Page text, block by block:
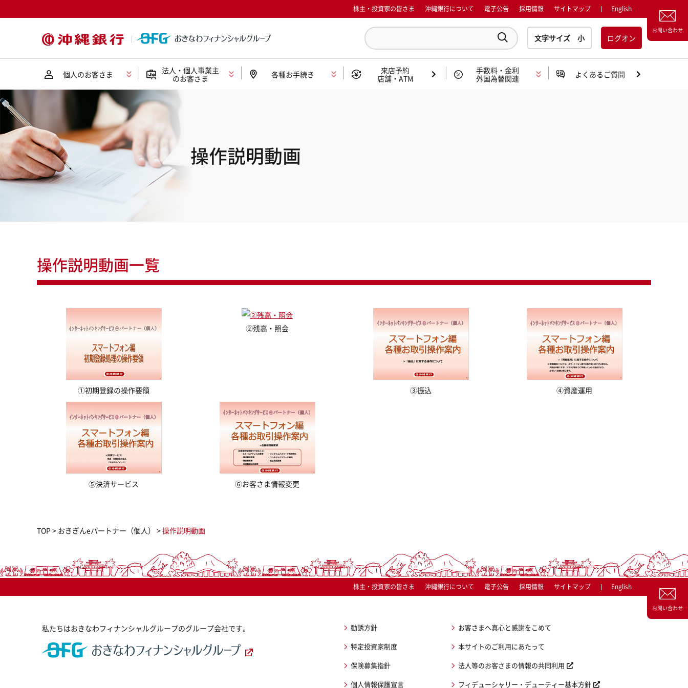
English
お問い合わせ
ログオン
個人のお客さま
法人・個人事業主
のお客さま
各種お手続き
来店予約
店舗・ATM
手数料・金利
外国為替関連
よくあるご質問
株主・投資家の皆さま 沖縄銀行について 電子公告 採用情報 サイトマップ
操作説明動画
操作説明動画一覧
①初期登録の操作要領
②残高・照会
③振込 ④資産運用
⑤決済サービス ⑥お客さま情報変更
TOP > おきぎんeパートナー（個人） >操作説明動画
株主・投資家の皆さま 沖縄銀行について 電子公告 採用情報 サイトマップ English
お問い合わせ
私たちはおきなわフィナンシャルグループのグループ会社です。
勧誘方針
特定投資家制度
保険募集指針
個人情報保護宣言
お客さまへ真心と感謝をこめて
本サイトのご利用にあたって
法人等のお客さまの情報の共同利用
フィデューシャリー・デューティー基本方針